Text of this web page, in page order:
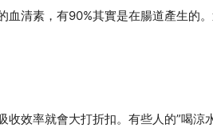
清素，有90%其實是在腸道產生的
效率就會大打折扣。有些人的”喝涼